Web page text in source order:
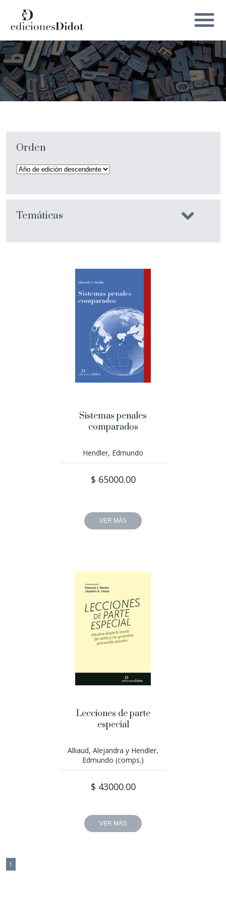
Sistemas penales
comparados
Hendler, Edmundo
$ 65000.00
VER MÁS
Lecciones de parte
especial
Alliaud, Alejandra y Hendler,
Edmundo (comps.)
$ 43000.00
VER MÁS
1
Orden
Temáticas